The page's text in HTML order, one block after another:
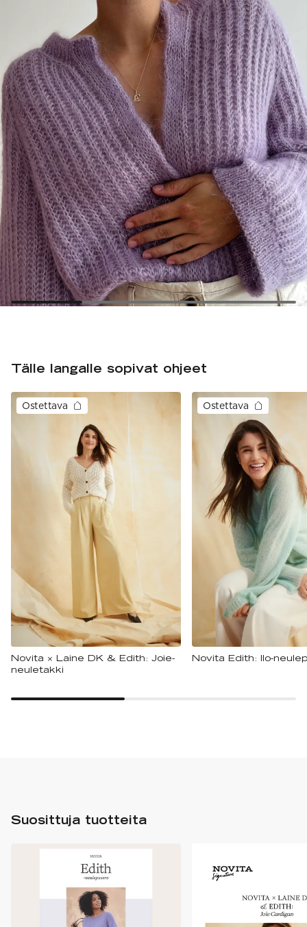
Tälle langalle sopivat ohjeet
Ostettava
Novita × Laine DK & Edith: Joie-
neuletakki
Ostettava
Novita Edith: Ilo-
Suosittuja tuotteita